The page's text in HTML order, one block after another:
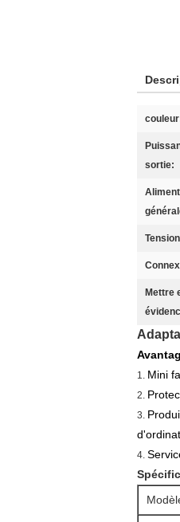
sortie:
Mettre
1. Mini
2.
3.
4.